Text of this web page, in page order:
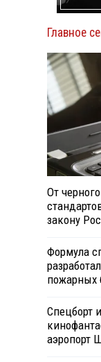
Главное
От
закону
Формула
пожарных
Спецборт
аэропорт